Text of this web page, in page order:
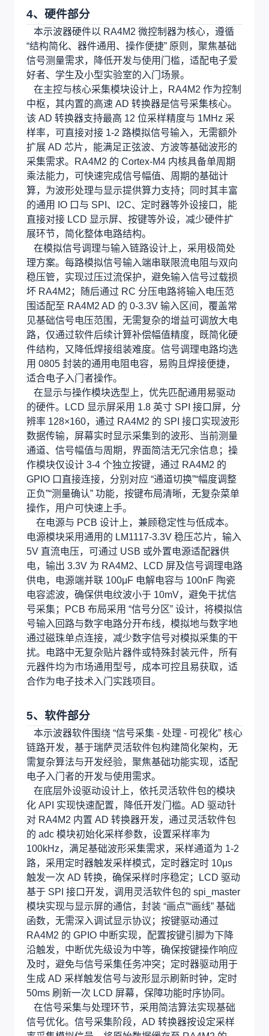
4、硬件部分
本示波器硬件以 RA4M2 微控制器为核心，遵循
“结构简化、器件通用、操作便捷” 原则，聚焦基础
信号测量需求，降低开发与使用门槛，适配电子爱
好者、学生及小型实验室的入门场景。
在主控与核心采集模块设计上，RA4M2 作为控制
中枢，其内置的高速 AD 转换器是信号采集核心。
该 AD 转换器支持最高 12 位采样精度与 1MHz 采
样率，可直接对接 1-2 路模拟信号输入，无需额外
扩展 AD 芯片，能满足正弦波、方波等基础波形的
采集需求。RA4M2 的 Cortex-M4 内核具备单周期
乘法能力，可快速完成信号幅值、周期的基础计
算，为波形处理与显示提供算力支持；同时其丰富
的通用 IO 口与 SPI、I2C、定时器等外设接口，能
直接对接 LCD 显示屏、按键等外设，减少硬件扩
展环节，简化整体电路结构。
在模拟信号调理与输入链路设计上，采用极简处
理方案。每路模拟信号输入端串联限流电阻与双向
稳压管，实现过压过流保护，避免输入信号过载损
坏 RA4M2；随后通过 RC 分压电路将输入电压范
围适配至 RA4M2 AD 的 0-3.3V 输入区间，覆盖常
见基础信号电压范围，无需复杂的增益可调放大电
路，仅通过软件后续计算补偿幅值精度，既简化硬
件结构，又降低焊接组装难度。信号调理电路均选
用 0805 封装的通用电阻电容，易购且焊接便捷，
适合电子入门者操作。
在显示与操作模块选型上，优先匹配通用易驱动
的硬件。LCD 显示屏采用 1.8 英寸 SPI 接口屏，分
辨率 128×160，通过 RA4M2 的 SPI 接口实现波形
数据传输，屏幕实时显示采集到的波形、当前测量
通道、信号幅值与周期，界面简洁无冗余信息；操
作模块仅设计 3-4 个独立按键，通过 RA4M2 的
GPIO 口直接连接，分别对应 “通道切换”“幅度调整
正负”“测量确认” 功能，按键布局清晰，无复杂菜单
操作，用户可快速上手。
在电源与 PCB 设计上，兼顾稳定性与低成本。
电源模块采用通用的 LM1117-3.3V 稳压芯片，输入
5V 直流电压，可通过 USB 或外置电源适配器供
电，输出 3.3V 为 RA4M2、LCD 屏及信号调理电路
供电，电源端并联 100μF 电解电容与 100nF 陶瓷
电容滤波，确保供电纹波小于 10mV，避免干扰信
号采集；PCB 布局采用 “信号分区” 设计，将模拟信
号输入回路与数字电路分开布线，模拟地与数字地
通过磁珠单点连接，减少数字信号对模拟采集的干
扰。电路中无复杂贴片器件或特殊封装元件，所有
元器件均为市场通用型号，成本可控且易获取，适
合作为电子技术入门实践项目。
5、软件部分
本示波器软件围绕 “信号采集 - 处理 - 可视化” 核心
链路开发，基于瑞萨灵活软件包构建简化架构，无
需复杂算法与开发经验，聚焦基础功能实现，适配
电子入门者的开发与使用需求。
在底层外设驱动设计上，依托灵活软件包的模块
化 API 实现快速配置，降低开发门槛。AD 驱动针
对 RA4M2 内置 AD 转换器开发，通过灵活软件包
的 adc 模块初始化采样参数，设置采样率为
100kHz，满足基础波形采集需求，采样通道为 1-2
路，采用定时器触发采样模式，定时器定时 10μs
触发一次 AD 转换，确保采样时序稳定；LCD 驱动
基于 SPI 接口开发，调用灵活软件包的 spi_master
模块实现与显示屏的通信，封装 “画点”“画线” 基础
函数，无需深入调试显示协议；按键驱动通过
RA4M2 的 GPIO 中断实现，配置按键引脚为下降
沿触发，中断优先级设为中等，确保按键操作响应
及时，避免与信号采集任务冲突；定时器驱动用于
生成 AD 采样触发信号与波形显示刷新时钟，定时
50ms 刷新一次 LCD 屏幕，保障功能时序协同。
在信号采集与处理环节，采用简洁算法实现基础
信号优化。信号采集阶段，AD 转换器按设定采样